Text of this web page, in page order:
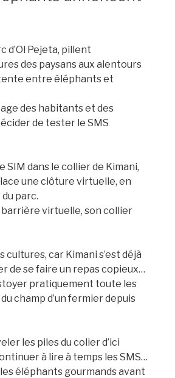
d’Ol Pejeta, pillent
des paysans aux alentours
entre éléphants et
des habitants et des
de tester le SMS
dans le collier de Kimani,
une clôture virtuelle, en
parc.
barrière virtuelle, son collier
car Kimani s’est déjà
de se faire un repas copieux…
pratiquement toute les
champ d’un fermier depuis
les piles du colier d’ici
à lire à temps les SMS…
éléphants gourmands avant